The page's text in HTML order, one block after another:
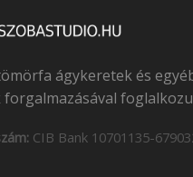
ágykeretek és
CIB Bank 10701135-